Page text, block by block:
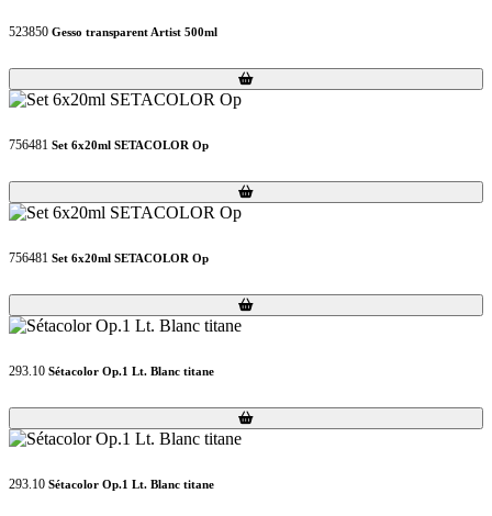
523850 Gesso transparent Artist 500ml
Loading...
Loading...
756481 Set 6x20ml SETACOLOR Op
Loading...
Loading...
756481 Set 6x20ml SETACOLOR Op
Loading...
Loading...
293.10 Sétacolor Op.1 Lt. Blanc titane
Loading...
Loading...
293.10 Sétacolor Op.1 Lt. Blanc titane